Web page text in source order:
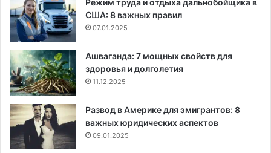
США: 8 важных правил
07.01.2025
Ашваганда: 7 мощных свойств для
здоровья и долголетия
11.12.2025
Развод в Америке для эмигрантов: 8
важных юридических аспектов
09.01.2025